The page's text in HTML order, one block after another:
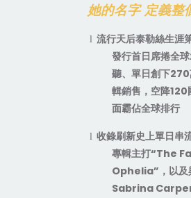
她的名字 定義整
l 流行天后泰勒絲生涯
發行首日席捲全球
聽、單日創下270
輯銷售，空降120
面霸佔全球排行
l 收錄刷新史上單日串
專輯主打“The
Ophelia” ，以
Sabrina